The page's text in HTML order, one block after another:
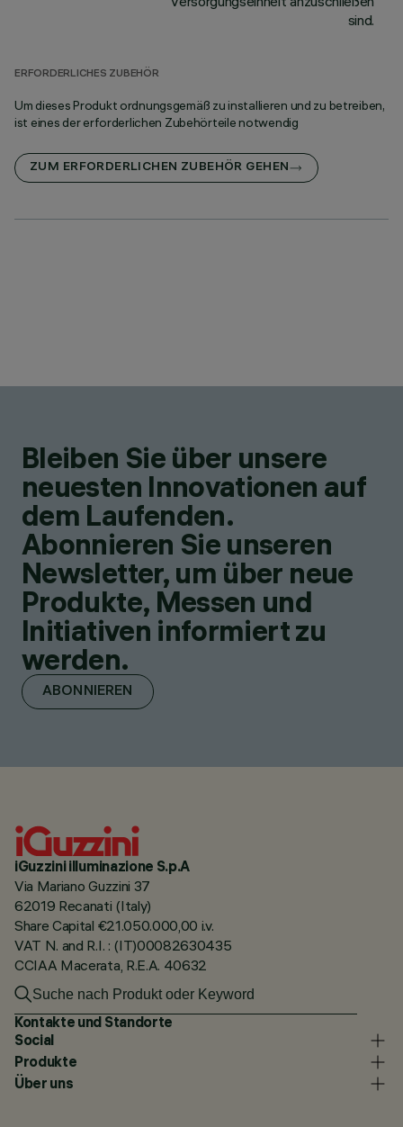
sind.
ERFORDERLICHES ZUBEHÖR
Um dieses Produkt ordnungsgemäß zu installieren und zu betreiben,
ist eines der erforderlichen Zubehörteile notwendig
ZUM ERFORDERLICHEN ZUBEHÖR GEHEN
Bleiben Sie über unsere
neuesten Innovationen auf
dem Laufenden.
Abonnieren Sie unseren
Newsletter, um über neue
Produkte, Messen und
Initiativen informiert zu
werden.
ABONNIEREN
iGuzzini illuminazione S.p.A
Via Mariano Guzzini 37
62019 Recanati (Italy)
Share Capital €21.050.000,00 i.v.
VAT N. and R.I. : (IT)00082630435
CCIAA Macerata, R.E.A. 40632
Kontakte und Standorte
Social
Produkte
Über uns